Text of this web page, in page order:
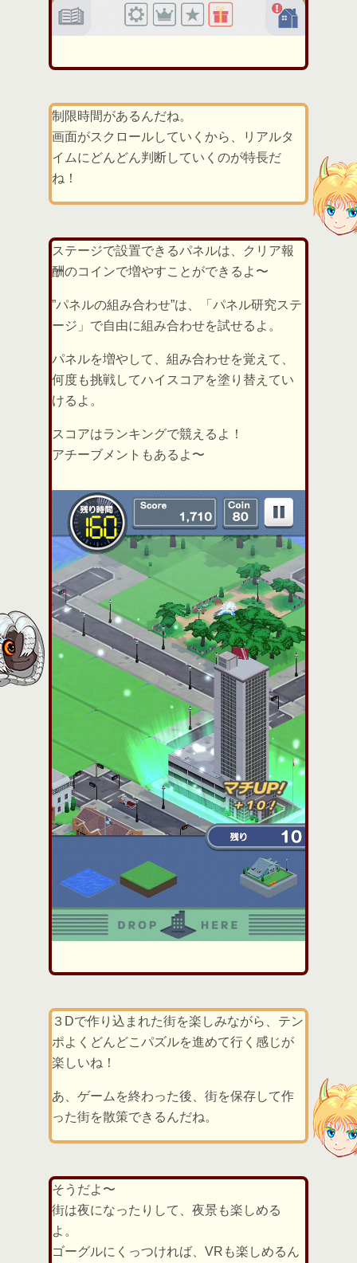
制限時間があるんだね。
画面がスクロールしていくから、リアルタ
イムにどんどん判断していくのが特長だ
ね！
ステージで設置できるパネルは、クリア報
酬のコインで増やすことができるよ〜
”パネルの組み合わせ”は、「パネル研究ステ
ージ」で自由に組み合わせを試せるよ。
パネルを増やして、組み合わせを覚えて、
何度も挑戦してハイスコアを塗り替えてい
けるよ。
スコアはランキングで競えるよ！
アチーブメントもあるよ〜
３Dで作り込まれた街を楽しみながら、テン
ポよくどんどこパズルを進めて行く感じが
楽しいね！
あ、ゲームを終わった後、街を保存して作
った街を散策できるんだね。
そうだよ〜
街は夜になったりして、夜景も楽しめる
よ。
ゴーグルにくっつければ、VRも楽しめるん